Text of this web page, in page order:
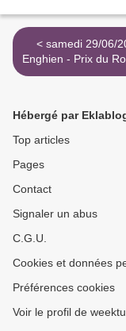
< samedi 29/06/2024 -
Enghien - Prix du
Hébergé par
Top articles
Pages
Contact
Signaler un abus
C.G.U.
Cookies et données
Préférences cookies
Voir le profil de